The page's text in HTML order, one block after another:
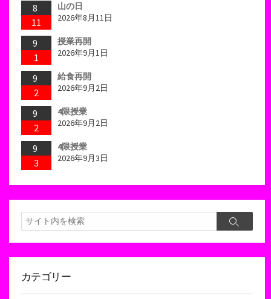
8
11
山の日
2026年8月11日
9
1
授業再開
2026年9月1日
9
2
給食再開
2026年9月2日
9
2
4限授業
2026年9月2日
9
3
4限授業
2026年9月3日
検
索
検
カテゴリー